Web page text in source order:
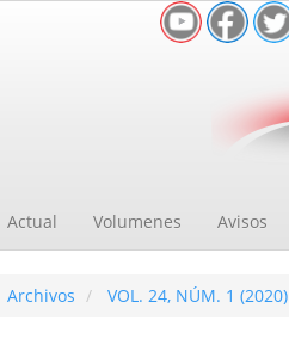
Actual Volumenes Avisos
Archivos VOL. 24, NÚM. 1 (2020)